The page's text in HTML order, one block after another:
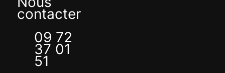
contacter
09 72
37 01
51